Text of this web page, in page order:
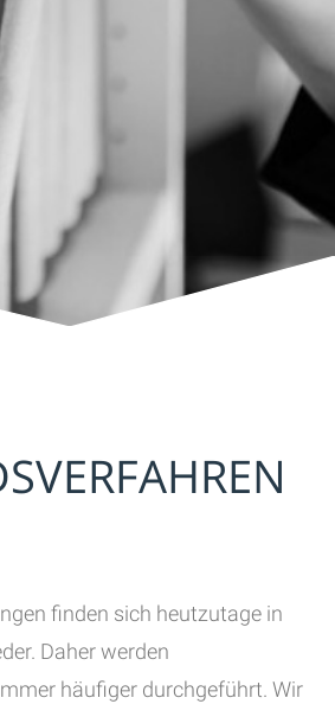
finden sich heutzutage in
Daher werden
häufiger durchgeführt. Wir